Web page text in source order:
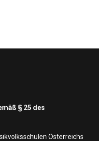
§ 25 des
Österreichs